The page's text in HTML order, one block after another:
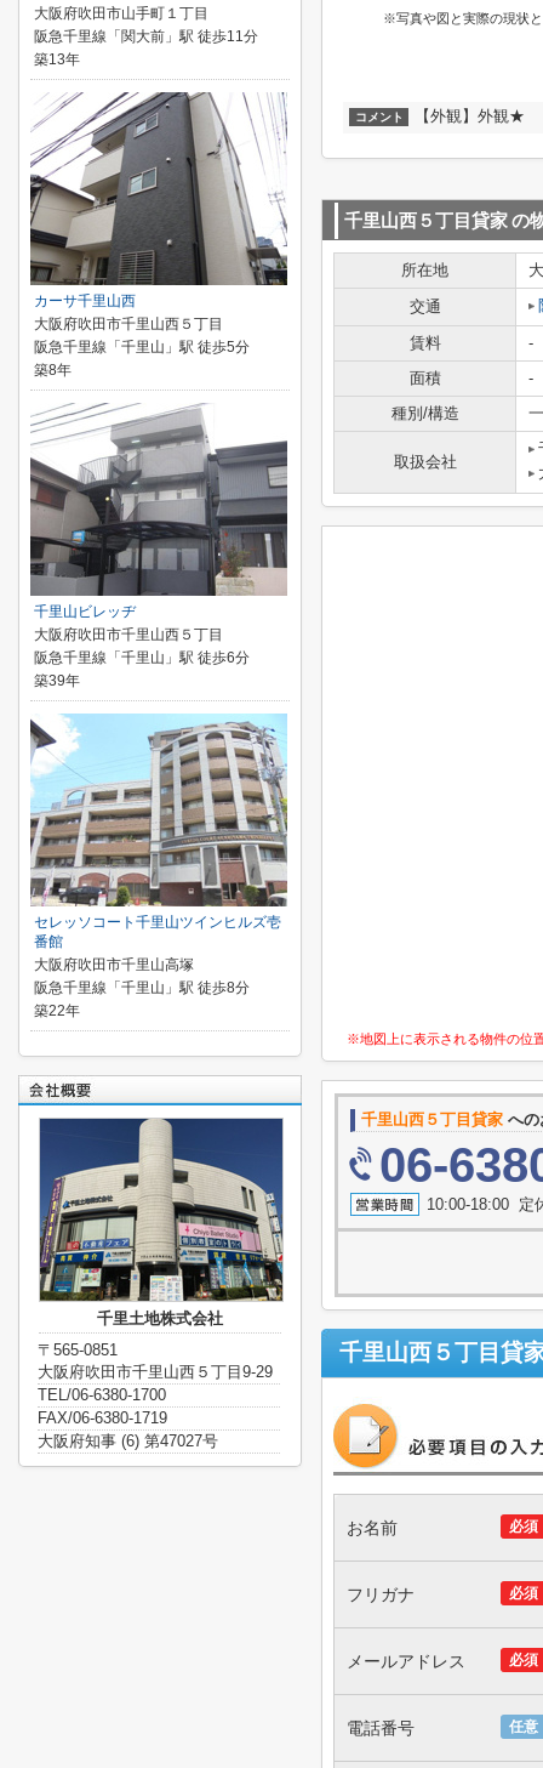
※写真や図と実際の現状
コメント 【外観】外観★
千里山西５丁目貸家の
所在地
交通
賃料
-
面積
-
種別/構造
取扱会社
※地図上に表示される物件の位
千里山西５丁目貸家 へ
06-
10:00-18:00 定
千里山西５丁目貸
必須
お名前
必須
フリガナ
必須
メールアドレス
任意
電話番号
大阪府吹田市山手町１丁目
阪急千里線「関大前」駅 徒歩11分
築13年
カーサ千里山西
大阪府吹田市千里山西５丁目
阪急千里線「千里山」駅 徒歩5分
築8年
千里山ビレッヂ
大阪府吹田市千里山西５丁目
阪急千里線「千里山」駅 徒歩6分
築39年
セレッソコート千里山ツインヒルズ壱
番館
大阪府吹田市千里山高塚
阪急千里線「千里山」駅 徒歩8分
築22年
千里土地株式会社
〒565-0851
大阪府吹田市千里山西５丁目9-29
TEL/06-6380-1700
FAX/06-6380-1719
大阪府知事 (6) 第47027号